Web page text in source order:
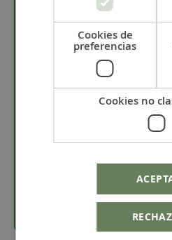
Descripción
· Material resina.
· Tamaño: 13 x 26 mm.
· La pieza tiene 12 mm de
anillo zamak
Cookies de
preferencias
Cookies no